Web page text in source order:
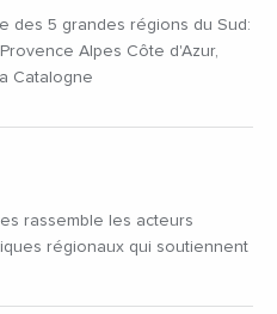
des 5 grandes régions du Sud:
Alpes Côte d'Azur,
Catalogne
rassemble les acteurs
régionaux qui soutiennent